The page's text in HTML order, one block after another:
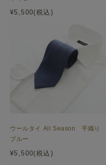
¥5,500(税込)
ウールタイ All Season 平織り
ブルー
¥5,500(税込)